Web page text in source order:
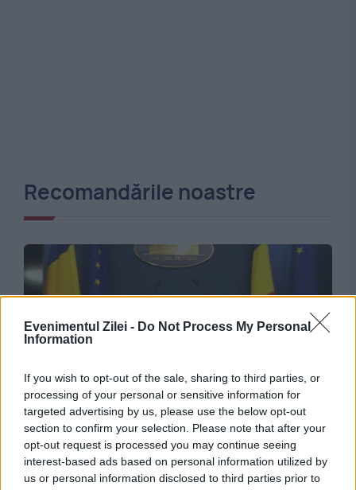
Evenimentul Zilei - Do Not Process My Personal
Information
If you wish to opt-out of the sale, sharing to third parties, or
processing of your personal or sensitive information for
targeted advertising by us, please use the below opt-out
section to confirm your selection. Please note that after your
opt-out request is processed you may continue seeing
interest-based ads based on personal information utilized by
us or personal information disclosed to third parties prior to
Recomandările noastre
Extinderea producției de energie nucleară în
România. De la Guvernul Dăncilă la Proiectul